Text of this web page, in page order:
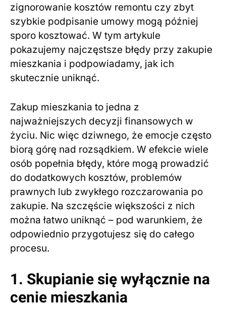
zignorowanie kosztów remontu czy zbyt
szybkie podpisanie umowy mogą później
sporo kosztować. W tym artykule
pokazujemy najczęstsze błędy przy zakupie
mieszkania i podpowiadamy, jak ich
skutecznie uniknąć.
Zakup mieszkania to jedna z
najważniejszych decyzji finansowych w
życiu. Nic więc dziwnego, że emocje często
biorą górę nad rozsądkiem. W efekcie wiele
osób popełnia błędy, które mogą prowadzić
do dodatkowych kosztów, problemów
prawnych lub zwykłego rozczarowania po
zakupie. Na szczęście większości z nich
można łatwo uniknąć – pod warunkiem, że
odpowiednio przygotujesz się do całego
procesu.
1. Skupianie się wyłącznie na
cenie mieszkania